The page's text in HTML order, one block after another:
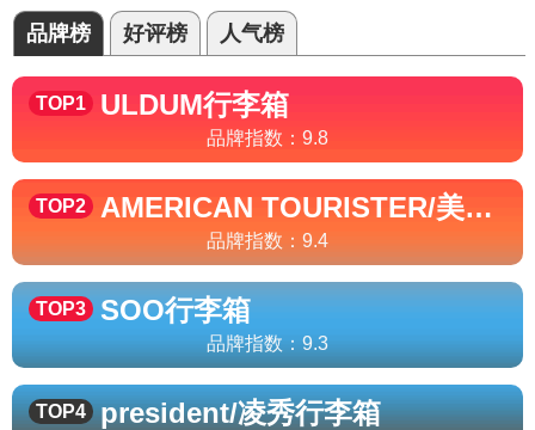
品牌榜 好评榜 人气榜
TOP1 ULDUM行李箱
品牌指数： 9.8
TOP2 AMERICAN TOURISTER/美旅
品牌指数： 9.4
TOP3 SOO行李箱
品牌指数： 9.3
TOP4 president/凌秀行李箱